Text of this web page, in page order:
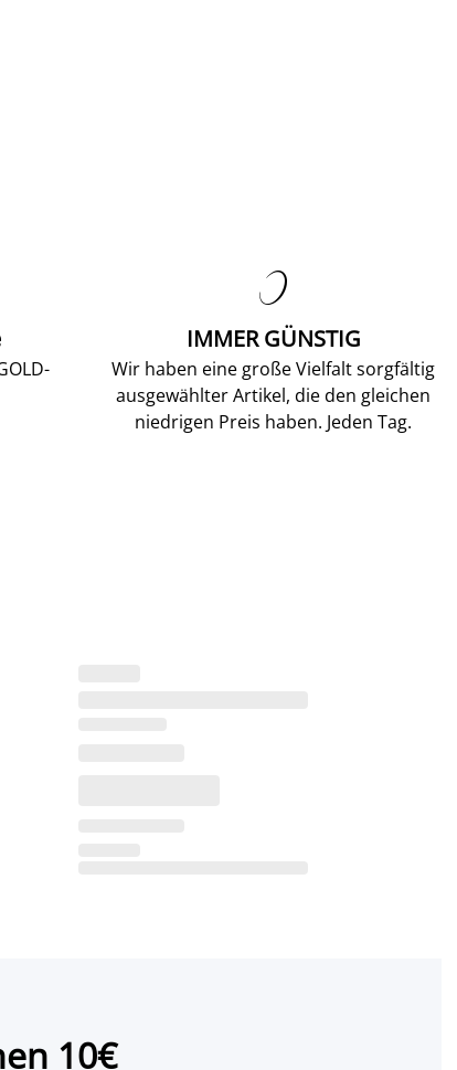

IMMER GÜNSTIG
Wir haben eine große Vielfalt sorgfältig
ausgewählter Artikel, die den gleichen
niedrigen Preis haben. Jeden Tag.
10€